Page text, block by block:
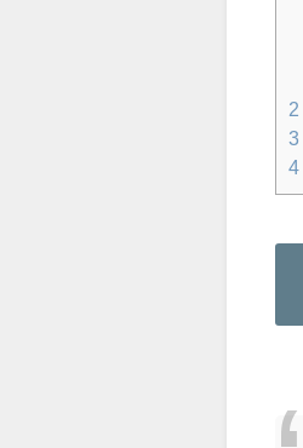
2
3
4